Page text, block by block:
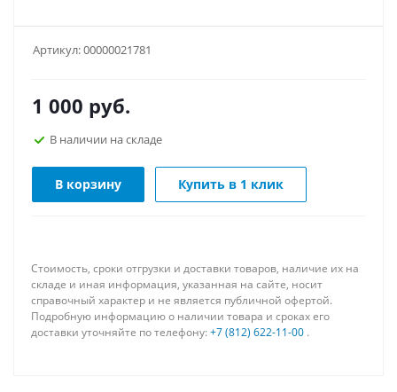
Артикул:00000021781
1 000 руб.
В наличии на складе
В корзину Купить в 1 клик
Стоимость, сроки отгрузки и доставки товаров, наличие их на
складе и иная информация, указанная на сайте, носит
справочный характер и не является публичной офертой.
Подробную информацию о наличии товара и сроках его
доставки уточняйте по телефону: +7 (812) 622-11-00 .